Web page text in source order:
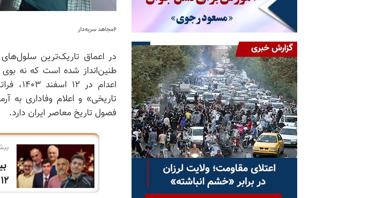
۶مجاهد سربه‌دار
در اعماق تاریک‌ترین
اعدام
تاریخی» و اعلام وفاداری به
فصول تاریخ معاصر ایران دارد.